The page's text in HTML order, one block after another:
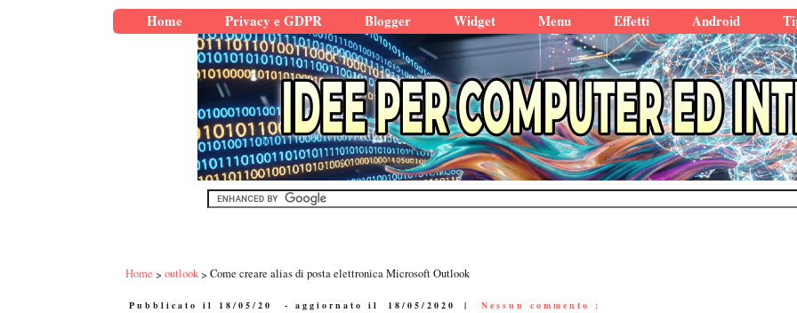
Home Privacy e GDPR Blogger Widget Menu Effetti Android
Home outlook Come creare alias di posta elettronica Microsoft Outlook
Pubblicato il 18/05/20 - aggiornato il 18/05/2020 | Nessun commento :